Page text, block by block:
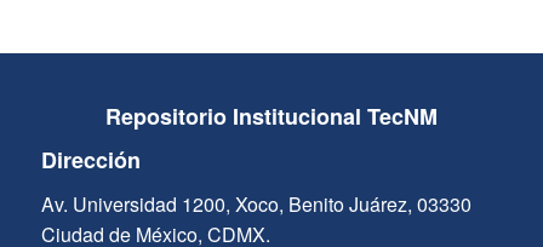
Repositorio Institucional TecNM
Dirección
Av. Universidad 1200, Xoco, Benito Juárez, 03330
Ciudad de México, CDMX.